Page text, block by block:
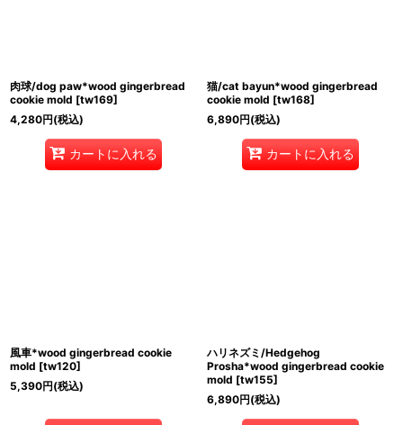
肉球/dog paw*wood gingerbread
cookie mold [tw169]
4,280円(税込)
カートに入れる
猫/cat bayun*wood gingerbread
cookie mold [tw168]
6,890円(税込)
カートに入れる
風車*wood gingerbread cookie
mold [tw120]
5,390円(税込)
ハリネズミ/Hedgehog
Prosha*wood gingerbread cookie
mold [tw155]
6,890円(税込)